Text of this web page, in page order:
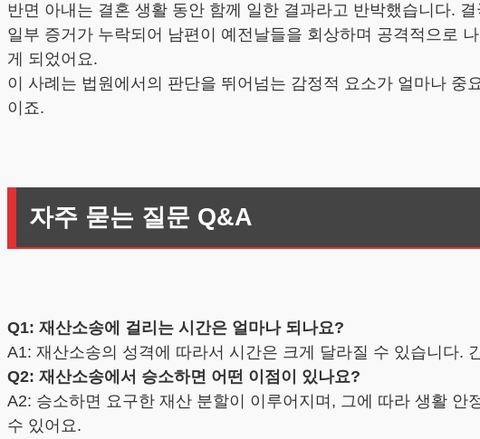
반면 아내는 결혼 생활 동안 함께 일한 결과라고 반박했습니다.
일부 증거가 누락되어 남편이 예전날들을 회상하며 공격적으로
게 되었어요.
이 사례는 법원에서의 판단을 뛰어넘는 감정적 요소가 얼마나
이죠.
자주 묻는 질문 Q&A
Q1: 재산소송에 걸리는 시간은 얼마나 되나요?
A1: 재산소송의 성격에 따라서 시간은 크게 달라질 수 있습니다.
Q2: 재산소송에서 승소하면 어떤 이점이 있나요?
A2: 승소하면 요구한 재산 분할이 이루어지며, 그에 따라 생활
수 있어요.